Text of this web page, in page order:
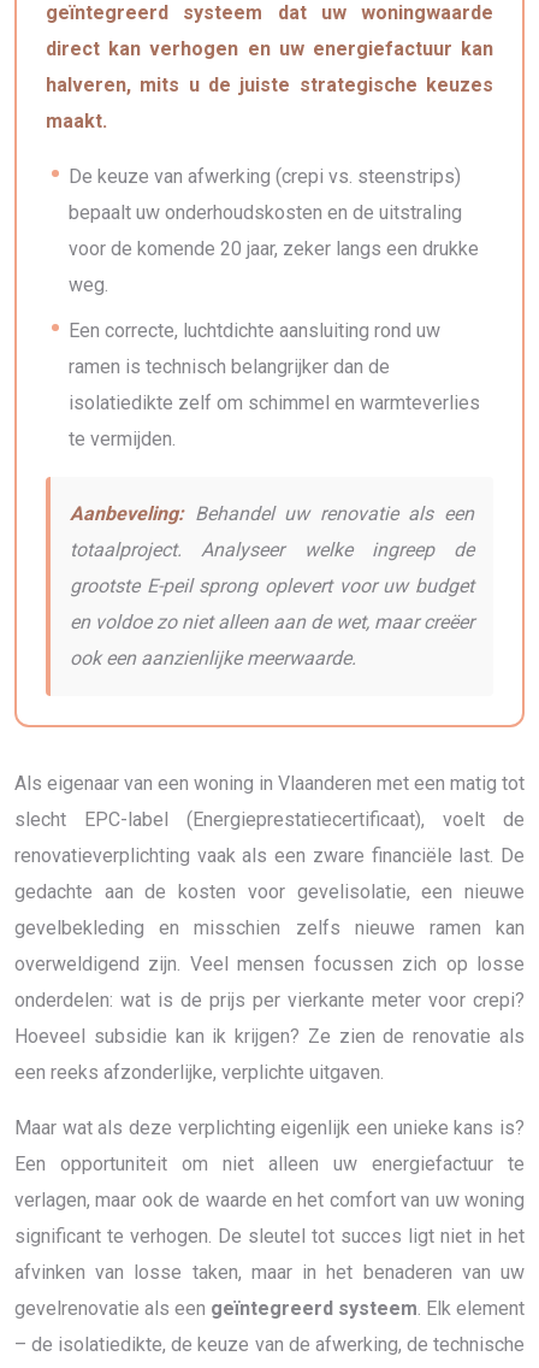
geïntegreerd systeem dat uw woningwaarde
direct kan verhogen en uw energiefactuur kan
halveren, mits u de juiste strategische keuzes
maakt.
De keuze van afwerking (crepi vs. steenstrips)
bepaalt uw onderhoudskosten en de uitstraling
voor de komende 20 jaar, zeker langs een drukke
weg.
Een correcte, luchtdichte aansluiting rond uw
ramen is technisch belangrijker dan de
isolatiedikte zelf om schimmel en warmteverlies
te vermijden.
Aanbeveling:Behandel uw renovatie als een
totaalproject. Analyseer welke ingreep de
grootste E-peil sprong oplevert voor uw budget
en voldoe zo niet alleen aan de wet, maar creëer
ook een aanzienlijke meerwaarde.
Als eigenaar van een woning in Vlaanderen met een matig tot
slecht EPC-label (Energieprestatiecertificaat), voelt de
renovatieverplichting vaak als een zware financiële last. De
gedachte aan de kosten voor gevelisolatie, een nieuwe
gevelbekleding en misschien zelfs nieuwe ramen kan
overweldigend zijn. Veel mensen focussen zich op losse
onderdelen: wat is de prijs per vierkante meter voor crepi?
Hoeveel subsidie kan ik krijgen? Ze zien de renovatie als
een reeks afzonderlijke, verplichte uitgaven.
Maar wat als deze verplichting eigenlijk een unieke kans is?
Een opportuniteit om niet alleen uw energiefactuur te
verlagen, maar ook de waarde en het comfort van uw woning
significant te verhogen. De sleutel tot succes ligt niet in het
afvinken van losse taken, maar in het benaderen van uw
gevelrenovatie als een geïntegreerd systeem. Elk element
– de isolatiedikte, de keuze van de afwerking, de technische